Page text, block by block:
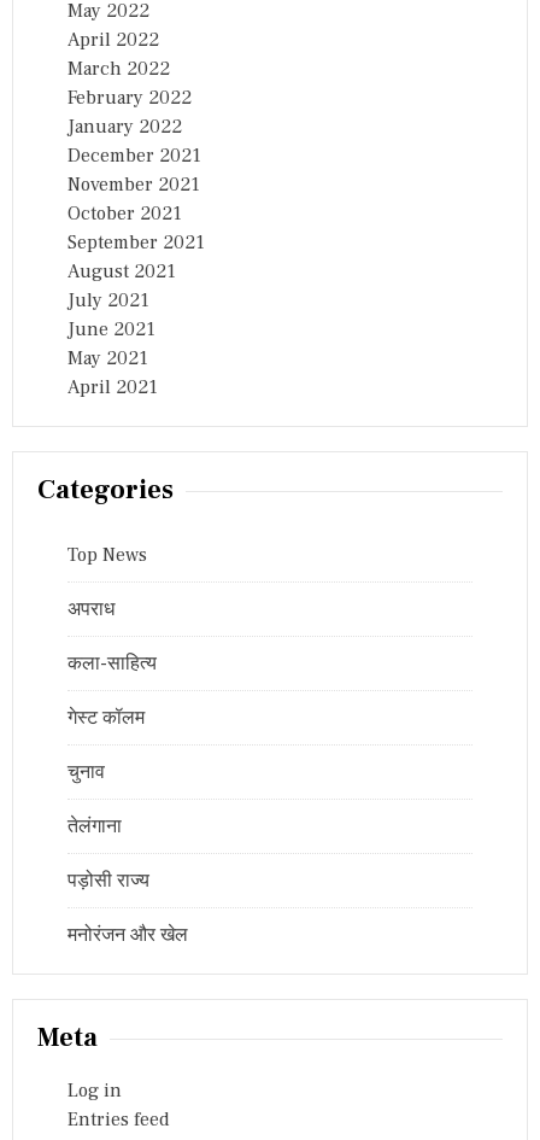
May 2022
April 2022
March 2022
February 2022
January 2022
December 2021
November 2021
October 2021
September 2021
August 2021
July 2021
June 2021
May 2021
April 2021
Categories
Top News
अपराध
कला-साहित्य
गेस्ट कॉलम
चुनाव
तेलंगाना
पड़ोसी राज्य
मनोरंजन और खेल
Meta
Log in
Entries feed